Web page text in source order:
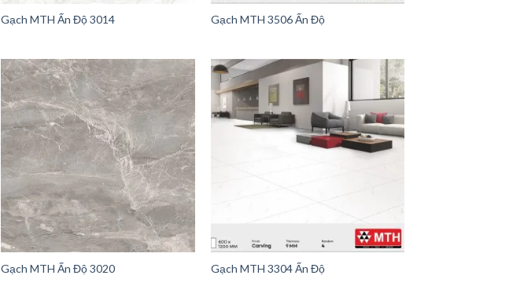
Gạch MTH Ấn Độ 3014 Gạch MTH 3506 Ấn Độ
Gạch MTH Ấn Độ 3020 Gạch MTH 3304 Ấn Độ